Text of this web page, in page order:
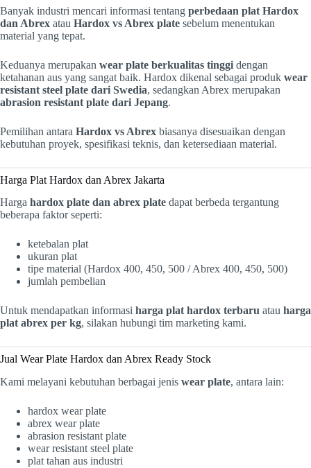
Banyak industri mencari informasi tentang perbedaan plat Hardox
dan Abrex atau Hardox vs Abrex plate sebelum menentukan
material yang tepat.
Keduanya merupakan wear plate berkualitas tinggi dengan
ketahanan aus yang sangat baik. Hardox dikenal sebagai produk wear
resistant steel plate dari Swedia, sedangkan Abrex merupakan
abrasion resistant plate dari Jepang.
Pemilihan antara Hardox vs Abrex biasanya disesuaikan dengan
kebutuhan proyek, spesifikasi teknis, dan ketersediaan material.
Harga Plat Hardox dan Abrex Jakarta
Harga hardox plate dan abrex plate dapat berbeda tergantung
beberapa faktor seperti:
ketebalan plat
ukuran plat
tipe material (Hardox 400, 450, 500 / Abrex 400, 450, 500)
jumlah pembelian
Untuk mendapatkan informasi harga plat hardox terbaru atau harga
plat abrex per kg, silakan hubungi tim marketing kami.
Jual Wear Plate Hardox dan Abrex Ready Stock
Kami melayani kebutuhan berbagai jenis wear plate, antara lain:
hardox wear plate
abrex wear plate
abrasion resistant plate
wear resistant steel plate
plat tahan aus industri